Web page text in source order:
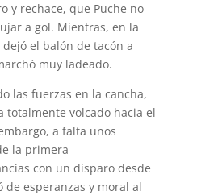
y rechace, que Puche no
a gol. Mientras, en la
el balón de tacón a
muy ladeado.
las fuerzas en la cancha,
totalmente volcado hacia el
a falta unos
la primera
con un disparo desde
esperanzas y moral al